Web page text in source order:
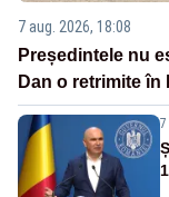
7 aug. 2026, 18:08
Președintele nu
Dan o retrimite
7